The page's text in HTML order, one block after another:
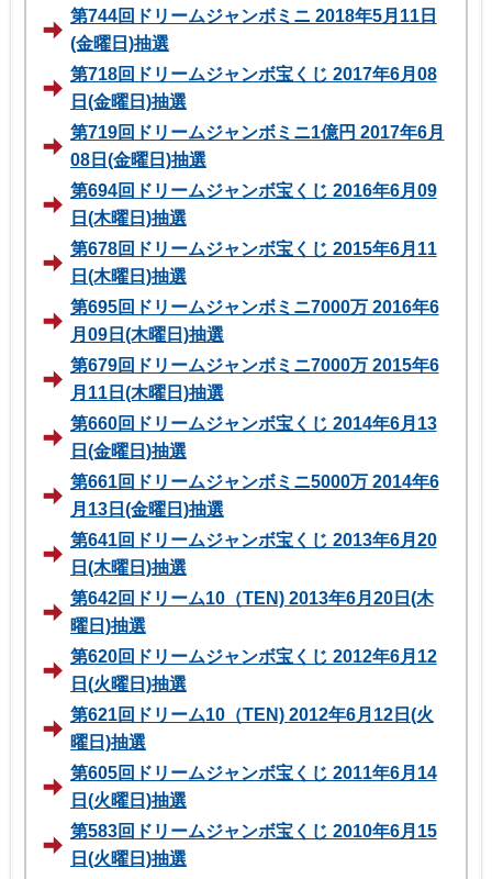
第744回ドリームジャンボミニ 2018年5月11日
(金曜日)抽選
第718回ドリームジャンボ宝くじ 2017年6月08
日(金曜日)抽選
第719回ドリームジャンボミニ1億円 2017年6月
08日(金曜日)抽選
第694回ドリームジャンボ宝くじ 2016年6月09
日(木曜日)抽選
第678回ドリームジャンボ宝くじ 2015年6月11
日(木曜日)抽選
第695回ドリームジャンボミニ7000万 2016年6
月09日(木曜日)抽選
第679回ドリームジャンボミニ7000万 2015年6
月11日(木曜日)抽選
第660回ドリームジャンボ宝くじ 2014年6月13
日(金曜日)抽選
第661回ドリームジャンボミニ5000万 2014年6
月13日(金曜日)抽選
第641回ドリームジャンボ宝くじ 2013年6月20
日(木曜日)抽選
第642回ドリーム10（TEN) 2013年6月20日(木
曜日)抽選
第620回ドリームジャンボ宝くじ 2012年6月12
日(火曜日)抽選
第621回ドリーム10（TEN) 2012年6月12日(火
曜日)抽選
第605回ドリームジャンボ宝くじ 2011年6月14
日(火曜日)抽選
第583回ドリームジャンボ宝くじ 2010年6月15
日(火曜日)抽選